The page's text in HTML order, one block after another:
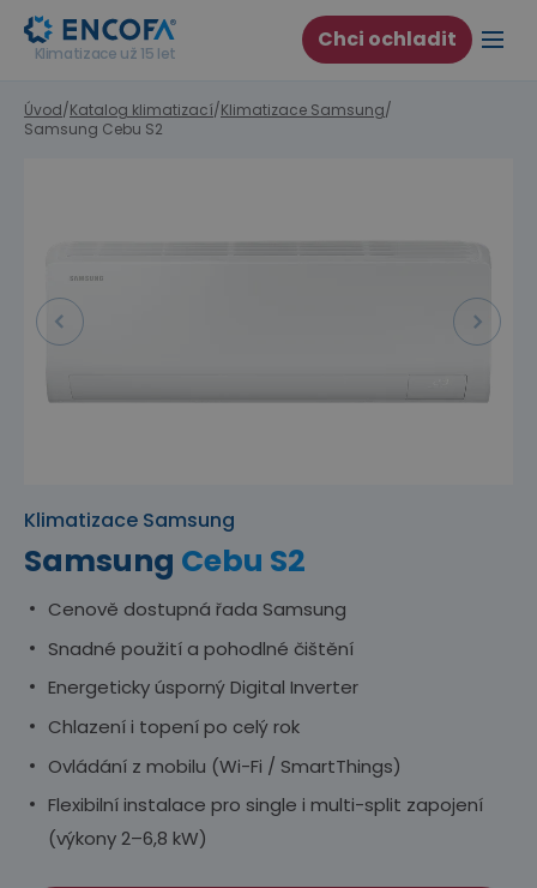
Klimatizace už 15 let Chci ochladit
Úvod/Katalog klimatizací/Klimatizace Samsung/
Samsung Cebu S2
Předchozí Další
Klimatizace Samsung
Samsung Cebu S2
Cenově dostupná řada Samsung
Snadné použití a pohodlné čištění
Energeticky úsporný Digital Inverter
Chlazení i topení po celý rok
Ovládání z mobilu (Wi-Fi / SmartThings)
Flexibilní instalace pro single i multi-split zapojení
(výkony 2–6,8 kW)